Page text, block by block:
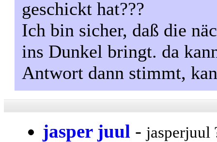
geschickt hat???
Ich bin sicher, daß die
ins Dunkel bringt. da
Antwort dann stimmt,
jasper juul - jasperjuul